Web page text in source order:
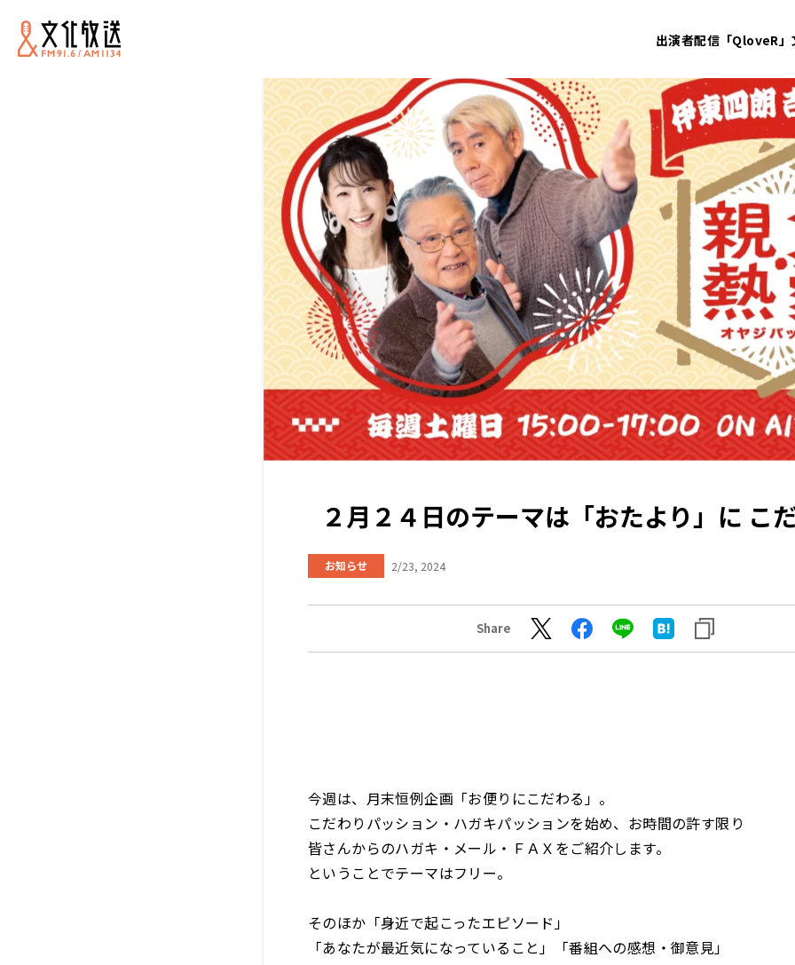
出演者配信「QloveR」
２月２４日のテーマは「おたより」に こ
お知らせ 2/23, 2024
Share
今週は、月末恒例企画「お便りにこだわる」。
こだわりパッション・ハガキパッションを始め、お時間の許す限り
皆さんからのハガキ・メール・ＦＡＸをご紹介します。
ということでテーマはフリー。
そのほか「身近で起こったエピソード」
「あなたが最近気になっていること」「番組への感想・御意見」